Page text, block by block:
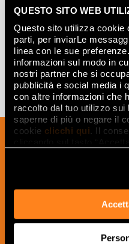
QUESTO SITO WEB
Questo sito utilizza cookie
parti, per inviarLe
linea con le sue
informazioni sul modo in
nostri partner che si
pubblicità e social media i
con altre informazioni che
raccolto dal tuo utilizzo
saperne di più o negare il
cookie clicchi qui. Il
TROPICI BORGOGNA
INSERTO MIX 2
50x240
Iscriviti alla nostra
sempre
ricevere idee,